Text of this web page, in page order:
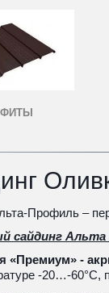
Профиль –
сайдинг
«Премиум» -
-20…-60°С,